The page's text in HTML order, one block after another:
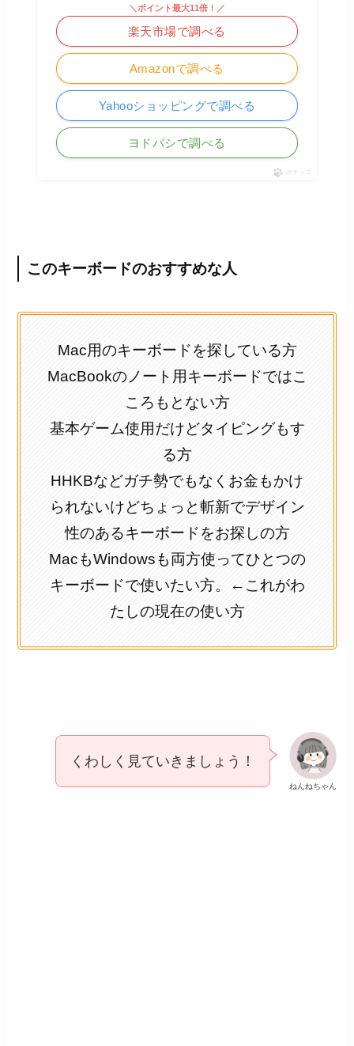
Amazonで調べる
＼ポイント最大11倍！／
楽天市場で調べる
Yahooショッピングで調べる
ヨドバシで調べる
ポチップ
このキーボードのおすすめな人
Mac用のキーボードを探している方
MacBookのノート用キーボードではこ
ころもとない方
基本ゲーム使用だけどタイピングもす
る方
HHKBなどガチ勢でもなくお金もかけ
られないけどちょっと斬新でデザイン
性のあるキーボードをお探しの方
MacもWindowsも両方使ってひとつの
キーボードで使いたい方。←これがわ
たしの現在の使い方
ねんねちゃん
くわしく見ていきましょう！